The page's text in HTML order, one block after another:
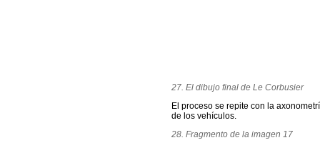
27. El dibujo final de Le Corbusier
El proceso se repite con la
de los vehículos.
28. Fragmento de la imagen 17